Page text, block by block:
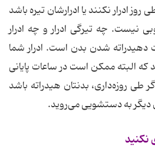
ادرار نکنند یا ادرارشان تیره باشد
نیست. چه تیرگی ادرار و چه ادرار
دهیدراته شدن بدن است. ادرار شما
که البته ممکن است در ساعات پایانی
طی روزه‌داری، بدنتان هیدراته باشد
دیگر به دستشویی می‌روید.
نکنید